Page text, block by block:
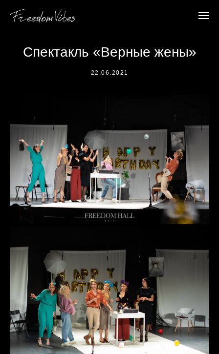
Спектакль «Верные жены»
22.06.2021